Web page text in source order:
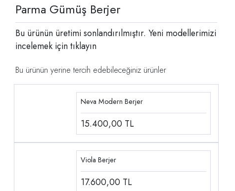
Parma Gümüş Berjer
Bu ürünün üretimi sonlandırılmıştır. Yeni modellerimizi
incelemek içintıklayın
Bu ürünün yerine tercih edebileceğiniz ürünler
Neva Modern Berjer
15.400,00 TL
Viola Berjer
17.600,00 TL